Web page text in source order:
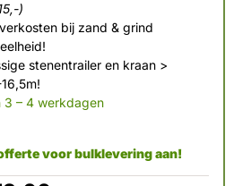
)
bij zand & grind
stenentrailer en kraan >
3 – 4 werkdagen
voor bulklevering aan!